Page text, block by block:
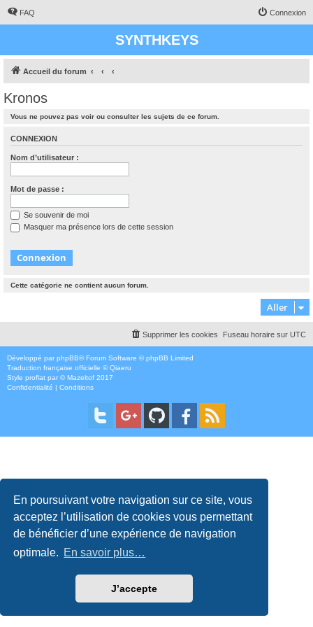
En poursuivant votre navigation sur ce site, vous
acceptez l’utilisation de cookies vous permettant
de bénéficier d’une expérience de navigation
optimale. En savoir plus…
J’accepte
FAQ Connexion
SYNTHKEYS
Accueil du forum
Kronos
Vous ne pouvez pas voir ou consulter les sujets de ce forum.
CONNEXION
Nom d’utilisateur :
Mot de passe :
Se souvenir de moi
Masquer ma présence lors de cette session
Cette catégorie ne contient aucun forum.
Aller
Fuseau horaire sur UTC
Supprimer les cookies
Développé par phpBB® Forum Software © phpBB Limited
Traduction française officielle ©Qiaeru
Style proflat par ©Mazeltof 2017
Confidentialité | Conditions